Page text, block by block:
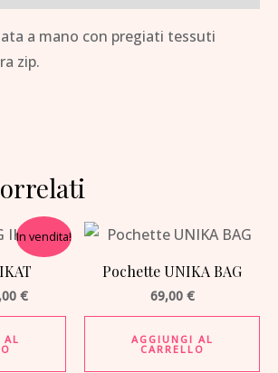
a mano con pregiati tessuti
zip.
In vendita!
€.
€
prezzo
attuale
è:
89,00 €.
AL
Pochette UNIKA BAG
69,00 €
AGGIUNGI AL
CARRELLO